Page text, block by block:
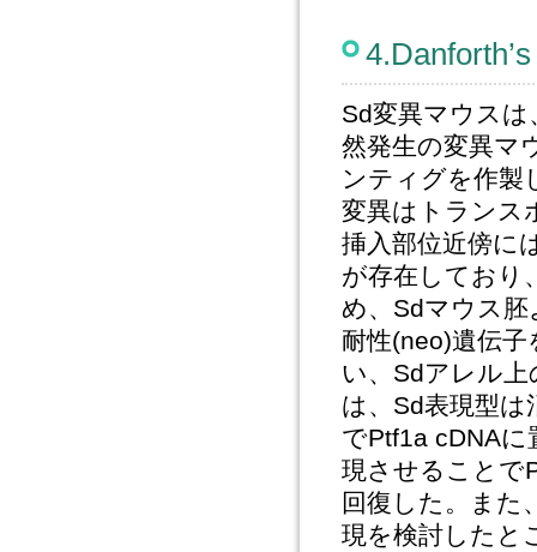
Sd変異マウスは
然発生の変異マ
ンティグを作製
変異はトランス
挿入部位近傍に
が存在しており
め、Sdマウス
耐性(neo)遺伝
い、Sdアレル
は、Sd表現型
でPtf1a cDNAに
現させることで
回復した。また
現を検討したと